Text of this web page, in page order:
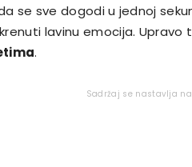
se sve dogodi u jednoj
lavinu emocija. Upravo
.
Sadržaj se nastavlja